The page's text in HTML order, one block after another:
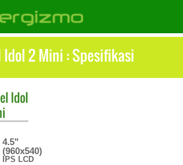
2 Mini : Spesifikasi
Idol
4.5"
(960x540)
IPS LCD